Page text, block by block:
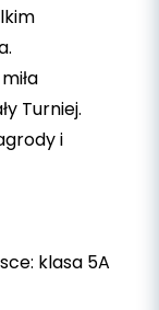
Turniej.
i
klasa 5A